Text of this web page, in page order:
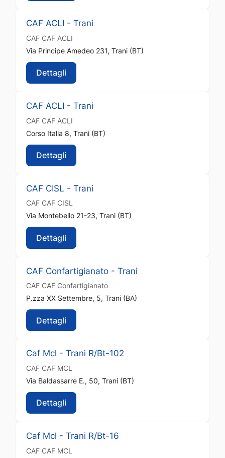
CAF ACLI - Trani
CAF CAF ACLI
Via Principe Amedeo 231, Trani (BT)
Dettagli
CAF ACLI - Trani
CAF CAF ACLI
Corso Italia 8, Trani (BT)
Dettagli
CAF CISL - Trani
CAF CAF CISL
Via Montebello 21-23, Trani (BT)
Dettagli
CAF Confartigianato - Trani
CAF CAF Confartigianato
P.zza XX Settembre, 5, Trani (BA)
Dettagli
Caf Mcl - Trani R/Bt-102
CAF CAF MCL
Via Baldassarre E., 50, Trani (BT)
Dettagli
Caf Mcl - Trani R/Bt-16
CAF CAF MCL